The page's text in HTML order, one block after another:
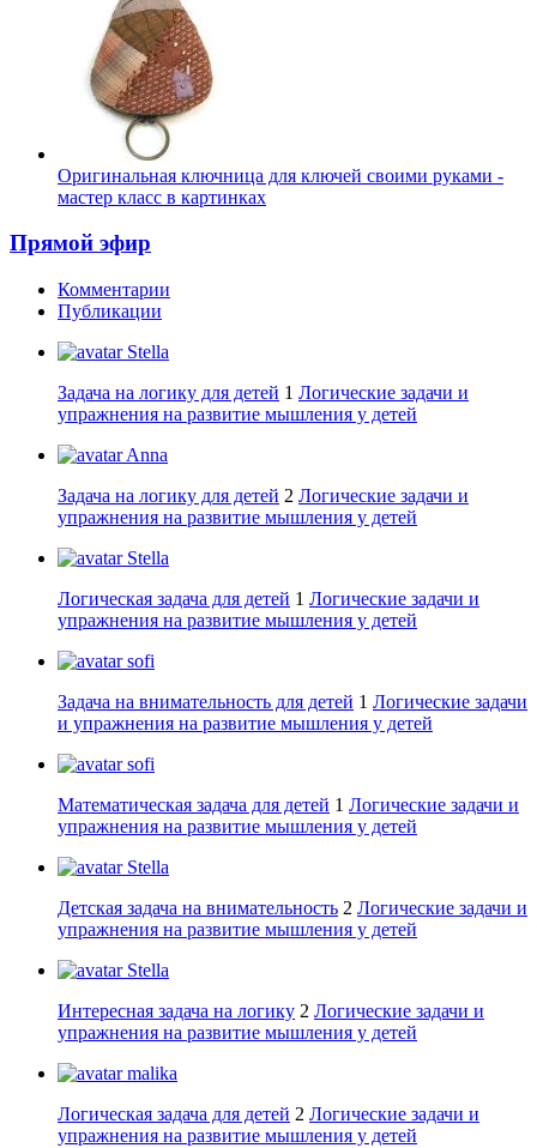
Оригинальная ключница для ключей своими руками -
мастер класс в картинках
Прямой эфир
Комментарии
Публикации
Stella
Задача на логику для детей 1 Логические задачи и
упражнения на развитие мышления у детей
Anna
Задача на логику для детей 2 Логические задачи и
упражнения на развитие мышления у детей
Stella
Логическая задача для детей 1 Логические задачи и
упражнения на развитие мышления у детей
sofi
Задача на внимательность для детей 1 Логические задачи
и упражнения на развитие мышления у детей
sofi
Математическая задача для детей 1 Логические задачи и
упражнения на развитие мышления у детей
Stella
Детская задача на внимательность 2 Логические задачи и
упражнения на развитие мышления у детей
Stella
Интересная задача на логику 2 Логические задачи и
упражнения на развитие мышления у детей
malika
Логическая задача для детей 2 Логические задачи и
упражнения на развитие мышления у детей